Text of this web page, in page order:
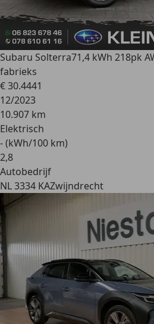
Subaru Solterra71,4 kWh 218pk
fabrieks
€ 30.4441
12/2023
10.907 km
Elektrisch
- (kWh/100 km)
2,8
Autobedrijf
NL 3334 KAZwijndrecht